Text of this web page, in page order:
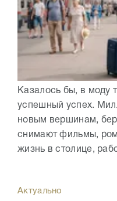
Казалось бы, в моду
успешный успех.
новым вершинам,
снимают фильмы,
жизнь в столице,
Актуально